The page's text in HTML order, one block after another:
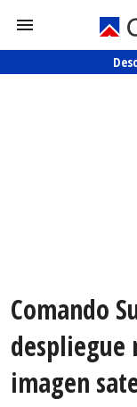
Comando
despliegue
imagen